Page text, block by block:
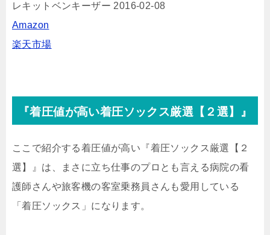
レキットベンキーザー 2016-02-08
Amazon
楽天市場
『着圧値が高い着圧ソックス厳選【２選】』
ここで紹介する着圧値が高い『着圧ソックス厳選【２
選】』は、まさに立ち仕事のプロとも言える病院の看
護師さんや旅客機の客室乗務員さんも愛用している
「着圧ソックス」になります。